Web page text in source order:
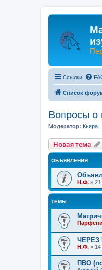
Ссылки
Список
Вопросы о
Модератор: Кьяра
Новая тема
ОБЪЯВЛЕНИЯ
Н.Ф. » 21
ТЕМЫ
ЧЕРЕЗ
Н.Ф. »
ПВО